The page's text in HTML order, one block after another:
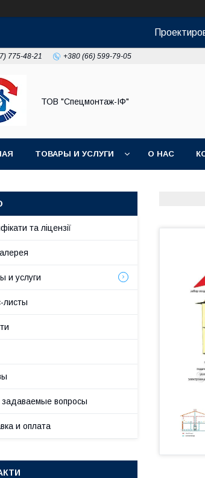
775-48-21 +380 (66) 599-79-05
ТОВ "Спецмонтаж-ІФ"
ТОВАРЫ И УСЛУГИ О НАС
та ліцензії
и услуги
листы
задаваемые вопросы
и оплата